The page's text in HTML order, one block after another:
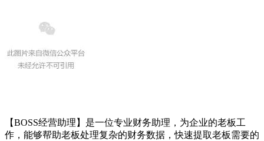
【BOSS经营助理】是一位专业财务助理，为企业的老板工
作，能够帮助老板处理复杂的财务数据，快速提取老板需要的